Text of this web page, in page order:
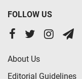
FOLLOW US
About Us
Editorial Guidelines